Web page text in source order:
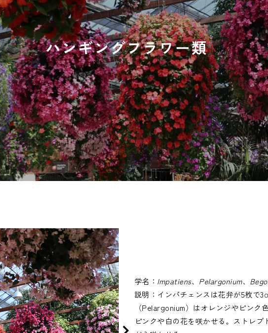
ハンギングフラワー類
学名： Impatiens、Pelargonium、
説明： インパチェンスは花弁が5枚で
（Pelargonium）はオレンジやピンク
ピンクや白の花を咲かせる。ストレ